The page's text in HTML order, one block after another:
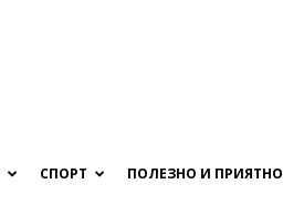
СПОРТ ПОЛЕЗНО И ПРИЯТНО